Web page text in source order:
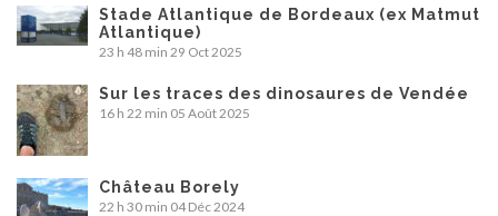
Stade Atlantique de Bordeaux (ex Matmut
Atlantique)
23 h 48 min 29 Oct 2025
Sur les traces des dinosaures de Vendée
16 h 22 min 05 Août 2025
Château Borely
22 h 30 min 04 Déc 2024